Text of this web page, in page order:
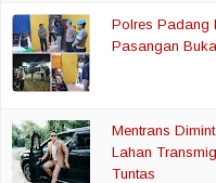
Polres Padang
Pasangan
Mentrans
Lahan
Tuntas